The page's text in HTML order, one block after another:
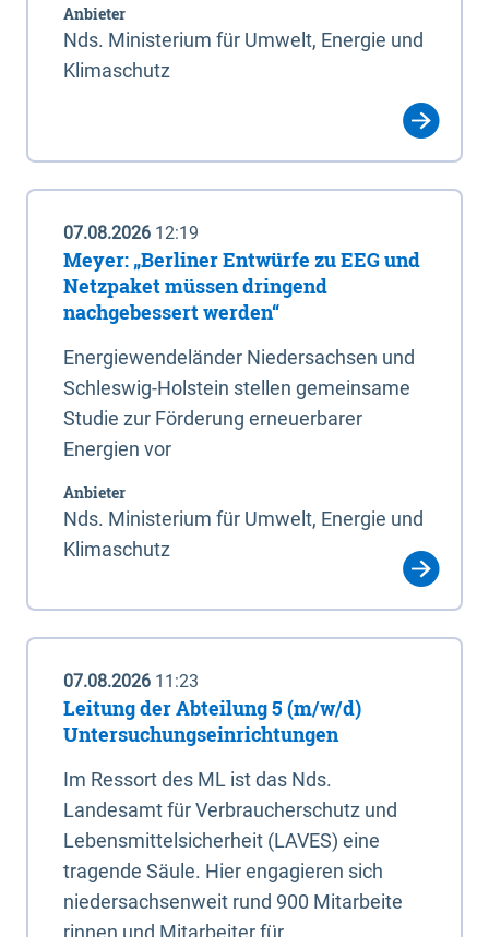
Anbieter
Nds. Ministerium für Umwelt, Energie und
Klimaschutz
07.08.2026 12:19
Meyer: „Berliner Entwürfe zu EEG und
Netzpaket müssen dringend
nachgebessert werden“
Energiewendeländer Niedersachsen und
Schleswig-Holstein stellen gemeinsame
Studie zur Förderung erneuerbarer
Energien vor
Anbieter
Nds. Ministerium für Umwelt, Energie und
Klimaschutz
07.08.2026 11:23
Leitung der Abteilung 5 (m/w/d)
Untersuchungseinrichtungen
Im Ressort des ML ist das Nds.
Landesamt für Verbraucherschutz und
Lebensmittelsicherheit (LAVES) eine
tragende Säule. Hier engagieren sich
niedersachsenweit rund 900 Mitarbeite